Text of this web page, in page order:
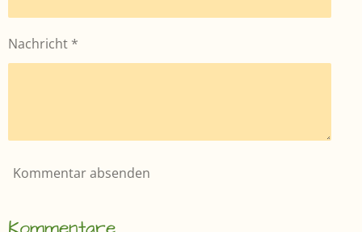
Nachricht *
Kommentar absenden